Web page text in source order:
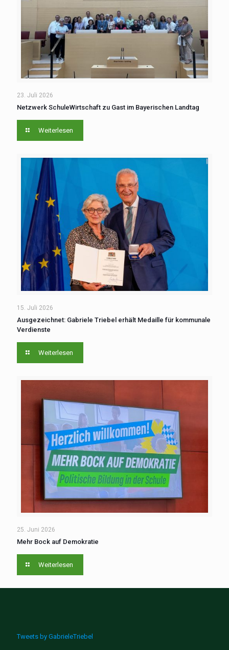
23. Juli 2026
Netzwerk SchuleWirtschaft zu Gast im Bayerischen Landtag
Weiterlesen
15. Juli 2026
Ausgezeichnet: Gabriele Triebel erhält Medaille für kommunale
Verdienste
Weiterlesen
25. Juni 2026
Mehr Bock auf Demokratie
Weiterlesen
Tweets by GabrieleTriebel